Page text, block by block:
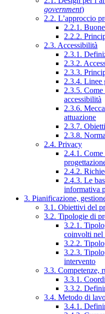
government)
2.2. L’approccio
2.2.1.
2.2.2.
2.3. Accessibilità
2.3.1.
2.3.2.
2.3.3.
2.3.4. Linee
2.3.5.
accessibilità
2.3.6.
attuazione
2.3.7.
2.3.8.
2.4. Privacy
2.4.1.
2.4.2.
2.4.3. Le
informativa
3. Pianificazione,
3.1. Obiettivi del
3.2. Tipologie di
3.2.1.
coinvolti nel
3.2.2.
3.2.3.
intervento
3.3. Competenze,
3.3.1.
3.3.2.
3.4. Metodo di
3.4.1.